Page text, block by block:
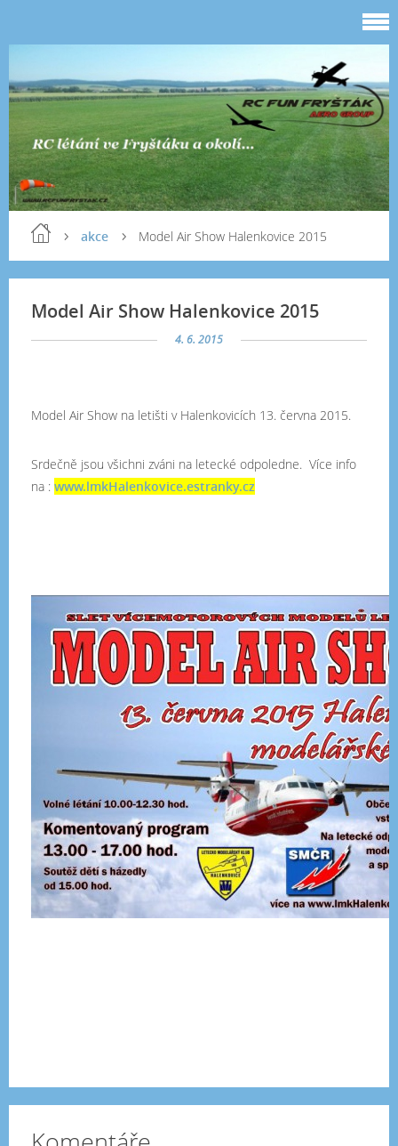
akce Model Air Show Halenkovice 2015
Model Air Show Halenkovice 2015
4. 6. 2015
Model Air Show na letišti v Halenkovicích 13. června 2015.
Srdečně jsou všichni zváni na letecké odpoledne. Více info
na : www.lmkHalenkovice.estranky.cz